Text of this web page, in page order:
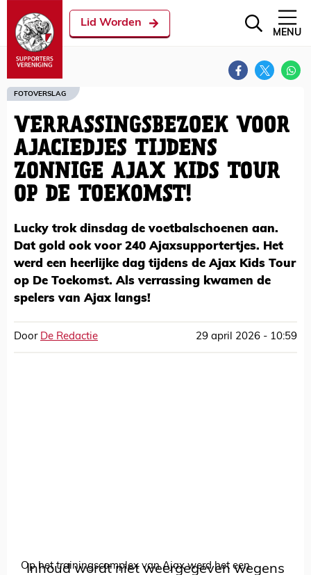
Lid Worden
MENU
FOTOVERSLAG
VERRASSINGSBEZOEK VOOR
AJACIEDJES TIJDENS
ZONNIGE AJAX KIDS TOUR
OP DE TOEKOMST!
Lucky trok dinsdag de voetbalschoenen aan.
Dat gold ook voor 240 Ajaxsupportertjes. Het
werd een heerlijke dag tijdens de Ajax Kids Tour
op De Toekomst. Als verrassing kwamen de
spelers van Ajax langs!
Door De Redactie 29 april 2026 - 10:59
Inhoud wordt niet weergegeven wegens
Op het trainingscomplex van Ajax werd het een